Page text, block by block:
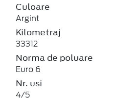
Culoare
Argint
Kilometraj
33312
Norma de poluare
Euro 6
Nr. usi
4/5